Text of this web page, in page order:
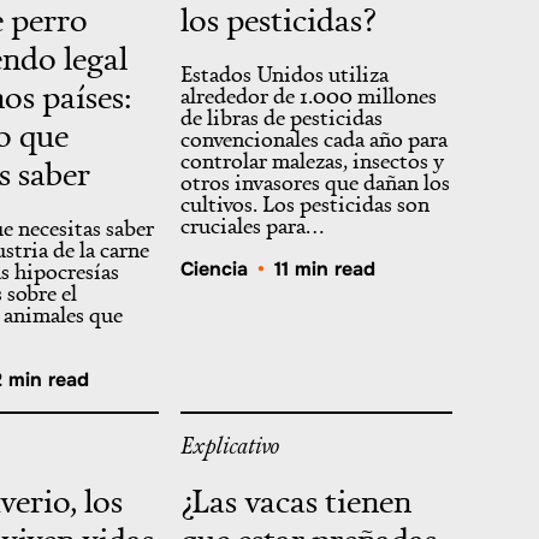
perro
legal
países:
que
saber
necesitas saber
de la carne
hipocresías
el
que
min read
los pesticidas?
Estados Unidos utiliza
alrededor de 1.000 millones
de libras de pesticidas
convencionales cada año para
controlar malezas, insectos y
otros invasores que dañan los
cultivos. Los pesticidas son
cruciales para…
Ciencia • 11 min read
los
Explicativo
¿Las vacas tienen